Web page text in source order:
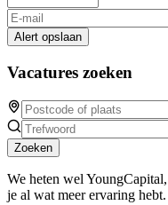
Alert opslaan
Vacatures zoeken
Zoeken
We heten wel
je al wat meer ervaring